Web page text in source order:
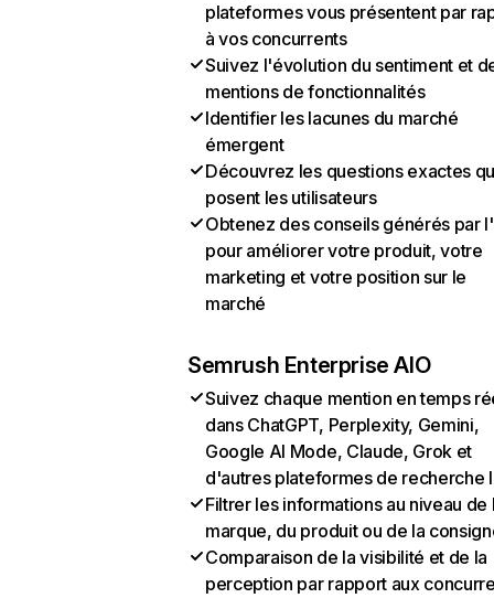
plateformes vous présentent par
à vos concurrents
Suivez l'évolution du sentiment et
mentions de fonctionnalités
Identifier les lacunes du marché
émergent
Découvrez les questions exactes
posent les utilisateurs
Obtenez des conseils générés par
pour améliorer votre produit, votre
marketing et votre position sur le
marché
Semrush Enterprise AIO
Suivez chaque mention en temps
dans ChatGPT, Perplexity, Gemini,
Google AI Mode, Claude, Grok et
d'autres plateformes de recherche
Filtrer les informations au niveau de
marque, du produit ou de la
Comparaison de la visibilité et de la
perception par rapport aux